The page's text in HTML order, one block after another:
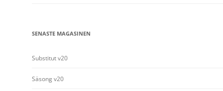
SENASTE MAGASINEN
Substitut v20
Säsong v20